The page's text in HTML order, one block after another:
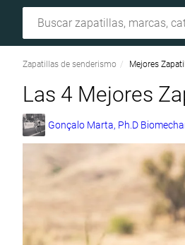
Zapatillas de senderismo Mejores
Las 4 Mejores
Gonçalo Marta, Ph.D